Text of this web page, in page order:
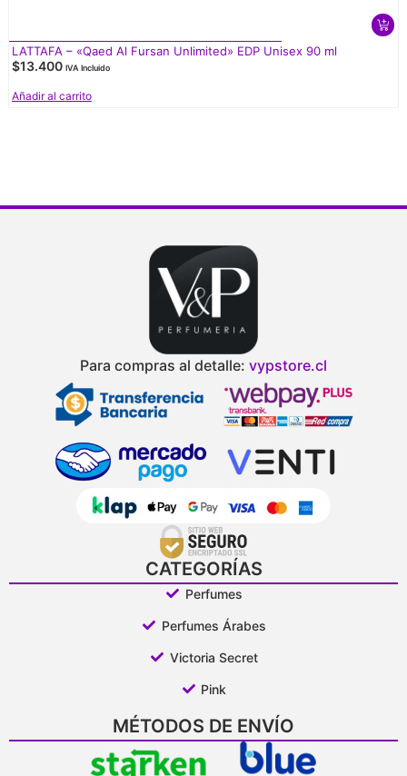
LATTAFA – «Qaed Al Fursan Unlimited» EDP Unisex 90 ml
$13.400 IVA Incluido
Añadir al carrito
Para compras al detalle: vypstore.cl
CATEGORÍAS
Perfumes
Perfumes Árabes
Victoria Secret
Pink
MÉTODOS DE ENVÍO